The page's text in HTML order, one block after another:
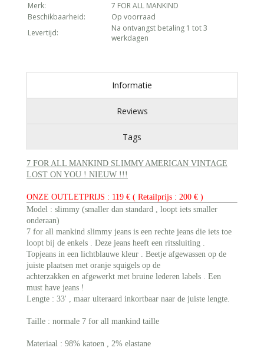
Merk:
7 FOR ALL MANKIND
Beschikbaarheid:
Op voorraad
Levertijd:
Na ontvangst betaling 1 tot 3
werkdagen
Informatie
Reviews
Tags
7 FOR ALL MANKIND SLIMMY AMERICAN VINTAGE
LOST ON YOU ! NIEUW !!!
ONZE OUTLETPRIJS : 119 € ( Retailprijs : 200 € )
Model : slimmy (smaller dan standard , loopt iets smaller
onderaan)
7 for all mankind slimmy jeans is een rechte jeans die iets toe
loopt bij de enkels . Deze jeans heeft een ritssluiting .
Topjeans in een lichtblauwe kleur . Beetje afgewassen op de
juiste plaatsen met oranje squigels op de
achterzakken en afgewerkt met bruine lederen labels . Een
must have jeans !
Lengte : 33' , maar uiteraard inkortbaar naar de juiste lengte.
Taille : normale 7 for all mankind taille
Materiaal : 98% katoen , 2% elastane